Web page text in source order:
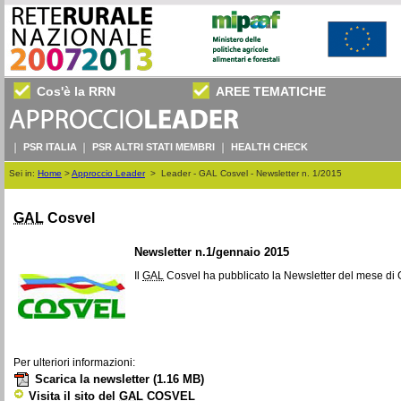
Cos'è la RRN AREE TEMATICHE
PSR ITALIA PSR ALTRI STATI MEMBRI HEALTH CHECK
Sei in: Home >Approccio Leader> Leader - GAL Cosvel - Newsletter n. 1/2015
GAL Cosvel
Newsletter n.1/gennaio 2015
GAL Cosvel ha pubblicato la Newsletter del mese di
Per ulteriori informazioni:
Scarica la newsletter (1.16 MB)
Visita il sito del GAL COSVEL